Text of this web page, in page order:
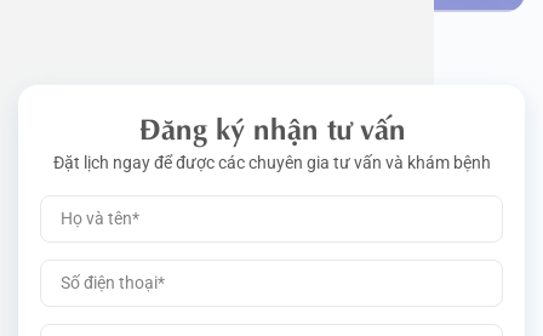
Đăng ký nhận tư vấn
Đặt lịch ngay để được các chuyên gia tư vấn và khám bệnh